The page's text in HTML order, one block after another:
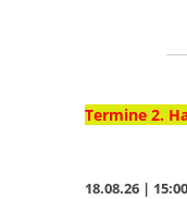
Termine 2.
18.08.26 |